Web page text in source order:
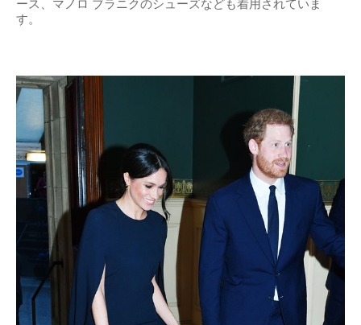
ース、マノロ ブラニクのシューズなども着用されていま
す。